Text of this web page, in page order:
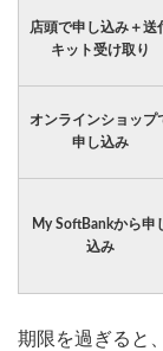
店頭で申し込み＋送
キット受け取り
オンラインショップ
申し込み
My SoftBankから申
込み
期限を過ぎると